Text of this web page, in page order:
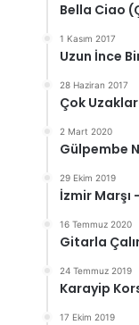
Bella Ciao
1 Kasım 2017
Uzun İnce
28 Haziran 2017
Çok
2 Mart 2020
Gülpembe
29 Ekim 2019
İzmir Marşı
16 Temmuz 2020
Gitarla
24 Temmuz 2019
Karayip
17 Ekim 2019